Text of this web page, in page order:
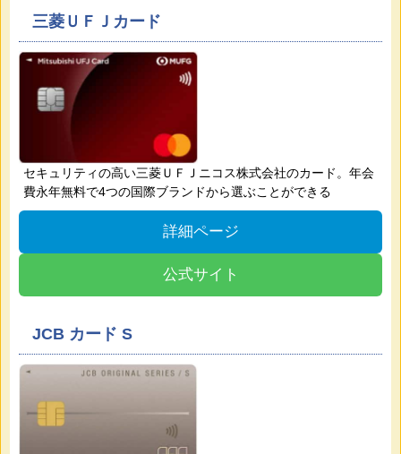
三菱ＵＦＪカード
セキュリティの高い三菱ＵＦＪニコス株式会社のカード。年会
費永年無料で4つの国際ブランドから選ぶことができる
詳細ページ
公式サイト
JCB カード S